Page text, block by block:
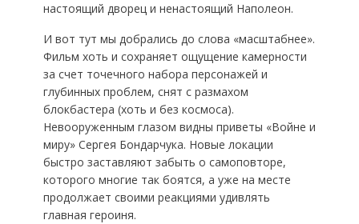
настоящий дворец и ненастоящий Наполеон.
И вот тут мы добрались до слова «масштабнее».
Фильм хоть и сохраняет ощущение камерности
за счет точечного набора персонажей и
глубинных проблем, снят с размахом
блокбастера (хоть и без космоса).
Невооруженным глазом видны приветы «Войне и
миру» Сергея Бондарчука. Новые локации
быстро заставляют забыть о самоповторе,
которого многие так боятся, а уже на месте
продолжает своими реакциями удивлять
главная героиня.